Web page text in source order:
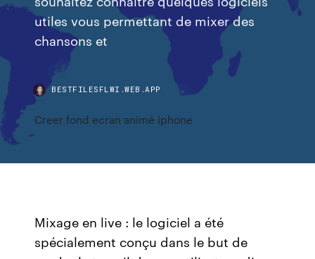
utiles vous permettant de mixer des
chansons et
BESTFILESFLWI.WEB.APP
Creer fond ecran animé iphone
Mixage en live : le logiciel a été
spécialement conçu dans le but de